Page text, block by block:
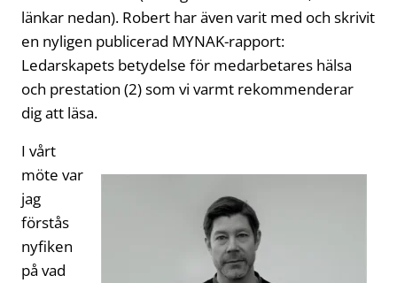
länkar nedan). Robert har även varit med och skrivit
en nyligen publicerad MYNAK-rapport:
Ledarskapets betydelse för medarbetares hälsa
och prestation (2) som vi varmt rekommenderar
dig att läsa.
I vårt
möte var
jag
förstås
nyfiken
på vad